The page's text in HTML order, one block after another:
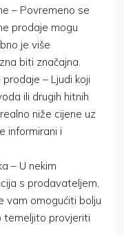
– Povremeno se
prodaje mogu
je više
biti značajna.
prodaje – Ljudi koji
ili drugih hitnih
niže cijene uz
informirani i
– U nekim
s prodavateljem,
vam omogućiti bolju
temeljito provjeriti